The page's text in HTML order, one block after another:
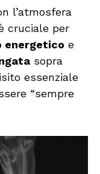
l’atmosfera
cruciale per
energetico e
sopra
essenziale
“sempre